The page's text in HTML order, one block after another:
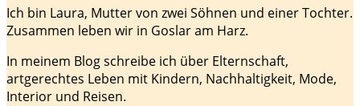
Ich bin Laura, Mutter von zwei Söhnen und einer Tochter.
Zusammen leben wir in Goslar am Harz.
In meinem Blog schreibe ich über Elternschaft,
artgerechtes Leben mit Kindern, Nachhaltigkeit, Mode,
Interior und Reisen.